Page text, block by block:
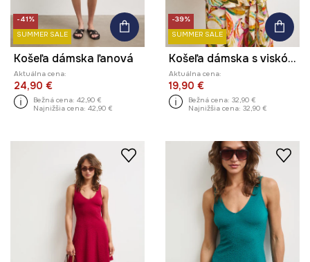
-41%
SUMMER SALE
Košeľa dámska ľanová
Aktuálna cena:
24,90 €
Bežná cena: 42,90 €
Najnižšia cena: 42,90 €
-39%
SUMMER SALE
Košeľa dámska s viskózou
Aktuálna cena:
19,90 €
Bežná cena: 32,90 €
Najnižšia cena: 32,90 €